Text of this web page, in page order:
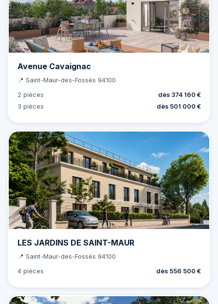
Avenue Cavaignac
📍 Saint-Maur-des-Fossés 94100
2 pièces
dès 374 160 €
3 pièces
dès 501 000 €
LES JARDINS DE SAINT-MAUR
📍 Saint-Maur-des-Fossés 94100
4 pièces
dès 556 500 €